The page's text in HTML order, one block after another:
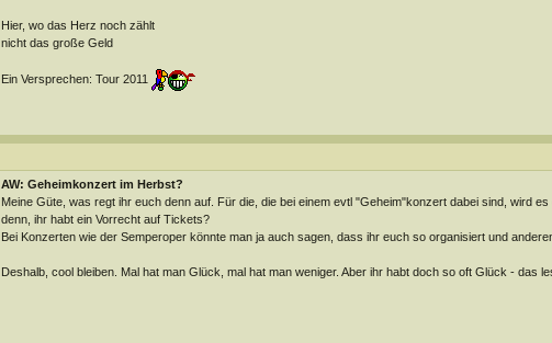
Hier, wo das Herz noch zählt
nicht das große Geld
Ein Versprechen: Tour 2011
AW: Geheimkonzert im Herbst?
Meine Güte, was regt ihr euch denn auf. Für die, die bei einem evtl "Geheim"konzert dabei sind, wird
denn, ihr habt ein Vorrecht auf Tickets?
Bei Konzerten wie der Semperoper könnte man ja auch sagen, dass ihr euch so organisiert und
Deshalb, cool bleiben. Mal hat man Glück, mal hat man weniger. Aber ihr habt doch so oft Glück - das